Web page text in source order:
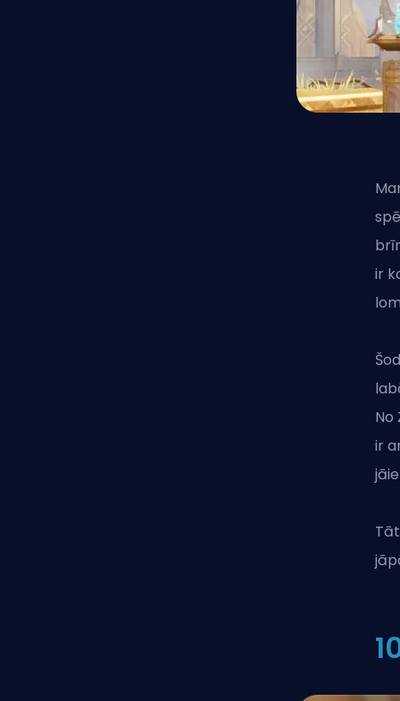
ir
No
ir